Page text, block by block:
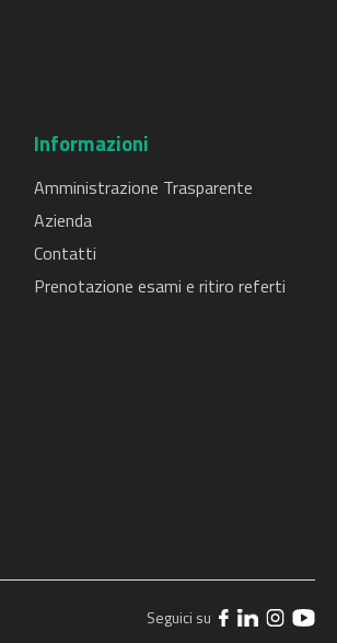
Informazioni
Amministrazione Trasparente
Azienda
Contatti
Prenotazione esami e ritiro referti
Seguici su